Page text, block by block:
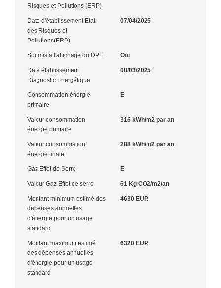
Risques et Pollutions (ERP)
Date d'établissement Etat
des Risques et
Pollutions(ERP)
07/04/2025
Soumis à l'affichage du DPE Oui
Date établissement
Diagnostic Energétique
08/03/2025
Consommation énergie
primaire
E
Valeur consommation
énergie primaire
316 kWh/m2 par an
Valeur consommation
énergie finale
288 kWh/m2 par an
Gaz Effet de Serre E
Valeur Gaz Effet de serre 61 Kg CO2/m2/an
Montant minimum estimé des
dépenses annuelles
d'énergie pour un usage
standard
4630 EUR
Montant maximum estimé
des dépenses annuelles
d'énergie pour un usage
standard
6320 EUR